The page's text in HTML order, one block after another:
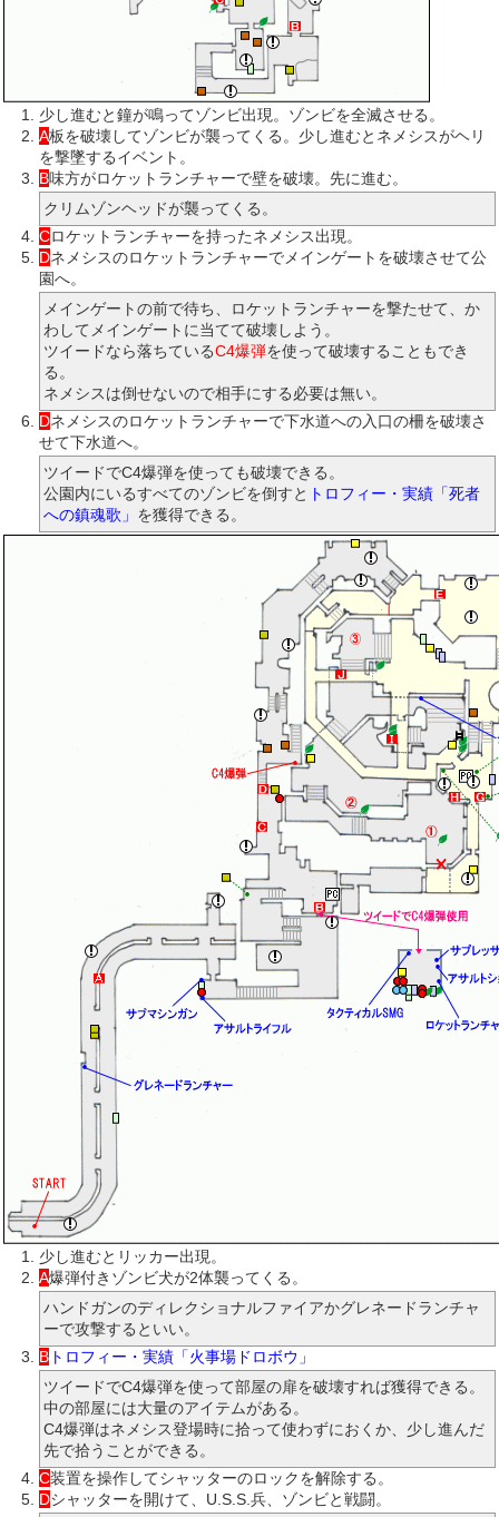
少し進むと鐘が鳴ってゾンビ出現。ゾンビを全滅させる。
A板を破壊してゾンビが襲ってくる。少し進むとネメシスがヘリ
を撃墜するイベント。
B味方がロケットランチャーで壁を破壊。先に進む。
クリムゾンヘッドが襲ってくる。
Cロケットランチャーを持ったネメシス出現。
Dネメシスのロケットランチャーでメインゲートを破壊させて公
園へ。
メインゲートの前で待ち、ロケットランチャーを撃たせて、か
わしてメインゲートに当てて破壊しよう。
ツイードなら落ちているC4爆弾を使って破壊することもでき
る。
ネメシスは倒せないので相手にする必要は無い。
Dネメシスのロケットランチャーで下水道への入口の柵を破壊さ
せて下水道へ。
ツイードでC4爆弾を使っても破壊できる。
公園内にいるすべてのゾンビを倒すと トロフィー・実績「死者
への鎮魂歌」 を獲得できる。
少し進むとリッカー出現。
A爆弾付きゾンビ犬が2体襲ってくる。
ハンドガンのディレクショナルファイアかグレネードランチャ
ーで攻撃するといい。
B トロフィー・実績「火事場ドロボウ」
ツイードでC4爆弾を使って部屋の扉を破壊すれば獲得できる。
中の部屋には大量のアイテムがある。
C4爆弾はネメシス登場時に拾って使わずにおくか、少し進んだ
先で拾うことができる。
C装置を操作してシャッターのロックを解除する。
Dシャッターを開けて、U.S.S.兵、ゾンビと戦闘。